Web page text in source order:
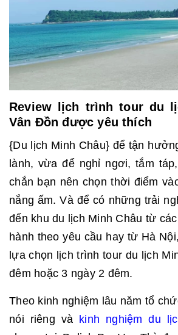
Review lịch trình tour du
Vân Đồn được yêu thích
{Du lịch Minh Châu} để tận
lành, vừa để nghỉ ngơi, tắm
chắn bạn nên chọn thời điểm
nắng ấm. Và để có những trải
đến khu du lịch Minh Châu từ
hành theo yêu cầu hay từ Hà
lựa chọn lịch trình tour du lịch
đêm hoặc 3 ngày 2 đêm.
Theo kinh nghiệm lâu năm tổ
nói riêng và kinh nghiệm du